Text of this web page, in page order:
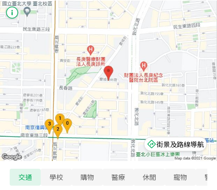
街景及路線導航
交通 學校 購物 醫療 休閒 寵物 警